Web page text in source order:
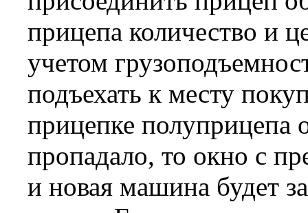
прицепа количество и
учетом
подъехать к месту
прицепке
пропадало, то окно с
и новая машина будет